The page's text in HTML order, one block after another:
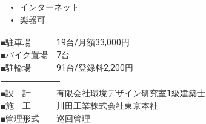
インターネット
楽器可
■駐車場 19台/月額33,000円
■バイク置場 7台
■駐輪場 91台/登録料2,200円
―――――――
■設 計 有限会社環境デザイン研究室1級建築士
■施 工 川田工業株式会社東京本社
■管理形式 巡回管理